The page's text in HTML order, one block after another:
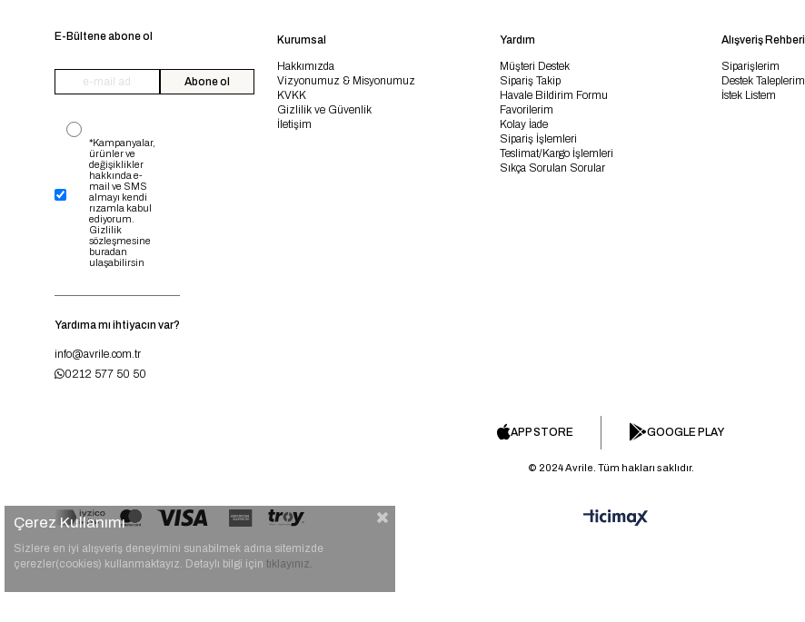
E-Bültene abone ol
Abone ol
*Kampanyalar,
ürünler ve
değişiklikler
hakkında e-
mail ve SMS
almayı kendi
rızamla kabul
ediyorum.
Gizlilik
sözleşmesine
buradan
ulaşabilirsin
Yardıma mı ihtiyacın var?
info@avrile.com.tr
0212 577 50 50
Kurumsal
Hakkımızda
Vizyonumuz & Misyonumuz
KVKK
Gizlilik ve Güvenlik
İletişim
Yardım
Müşteri Destek
Sipariş Takip
Havale Bildirim Formu
Favorilerim
Kolay İade
Sipariş İşlemleri
Teslimat/Kargo İşlemleri
Sıkça Sorulan Sorular
Alışveriş Rehberi
Siparişlerim
Destek Taleplerim
İstek Listem
APP STORE GOOGLE PLAY
© 2024 Avrile. Tüm hakları saklıdır.
Çerez Kullanımı
Sizlere en iyi alışveriş deneyimini sunabilmek adına sitemizde
çerezler(cookies) kullanmaktayız. Detaylı bilgi için tıklayınız.